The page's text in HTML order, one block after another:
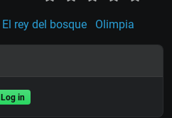
El rey del bosque Olimpia
Log in